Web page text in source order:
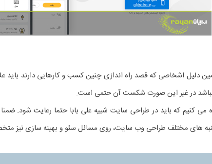
اشخاصی که قصد راه اندازی چنین کسب و کارهایی دارند باید
نباشد در غیر این صورت شکست آن حتمی است.
می کنیم که باید در طراحی سایت شبیه علی بابا حتما رعایت شود.
های مختلف طراحی وب سایت، روی مسائل سئو و بهینه سازی نیز